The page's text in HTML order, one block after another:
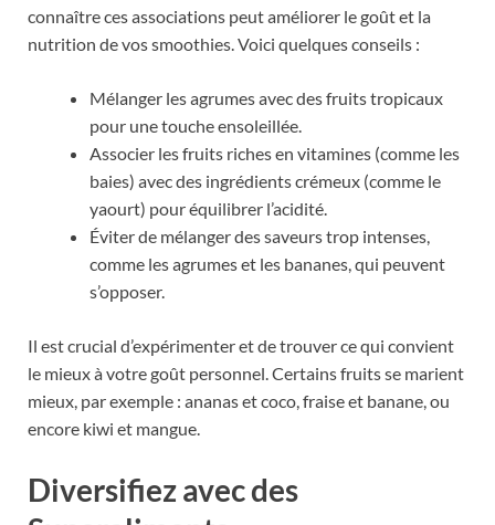
connaître ces associations peut améliorer le goût et la
nutrition de vos smoothies. Voici quelques conseils :
Mélanger les agrumes avec des fruits tropicaux
pour une touche ensoleillée.
Associer les fruits riches en vitamines (comme les
baies) avec des ingrédients crémeux (comme le
yaourt) pour équilibrer l’acidité.
Éviter de mélanger des saveurs trop intenses,
comme les agrumes et les bananes, qui peuvent
s’opposer.
Il est crucial d’expérimenter et de trouver ce qui convient
le mieux à votre goût personnel. Certains fruits se marient
mieux, par exemple : ananas et coco, fraise et banane, ou
encore kiwi et mangue.
Diversifiez avec des